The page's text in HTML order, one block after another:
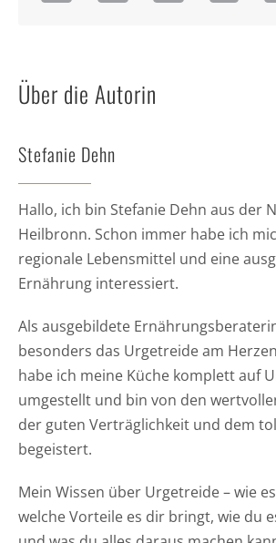
Über die Autorin
Stefanie Dehn
Hallo, ich bin Stefanie Dehn aus der
Heilbronn. Schon immer habe ich
regionale Lebensmittel und eine
Ernährung interessiert.
Als ausgebildete
besonders das Urgetreide am
habe ich meine Küche komplett auf
umgestellt und bin von den
der guten Verträglichkeit und dem
begeistert.
Mein Wissen über Urgetreide – wie
welche Vorteile es dir bringt, wie du